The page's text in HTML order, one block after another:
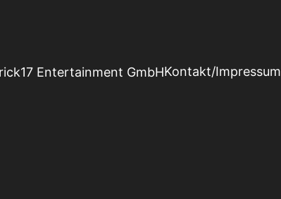
Entertainment GmbHKontakt/Impressum